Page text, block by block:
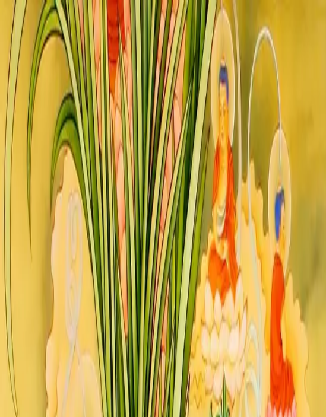
Thiền Tịnh Mật Tam Tu · Chùa Long Phước
Trang chủLịch sửĐặt câu hỏi Liên hệ
Trang chủ